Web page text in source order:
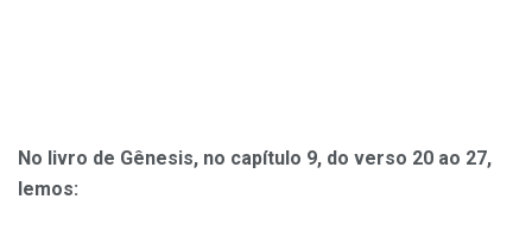
No livro de Gênesis, no capítulo 9, do verso 20 ao 27,
lemos: